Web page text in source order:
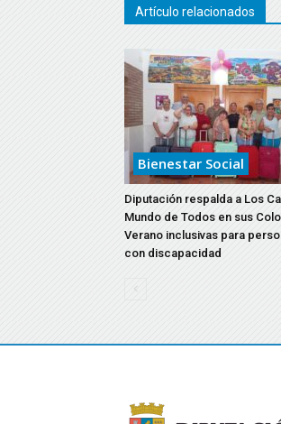
Artículo relacionados
Bienestar Social
Diputación respalda a Los
Mundo de Todos en sus
Verano inclusivas para
con discapacidad